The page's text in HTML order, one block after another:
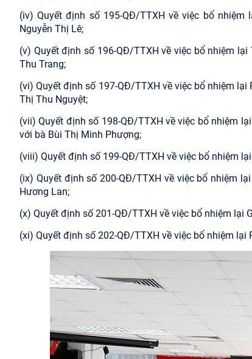
(iv) Quyết định số 195-QĐ/TTXH về việc bổ
Nguyễn Thị Lê;
(v) Quyết định số 196-QĐ/TTXH về việc bổ nhiệm
Thu Trang;
(vi) Quyết định số 197-QĐ/TTXH về việc bổ nhiệm
Thị Thu Nguyệt;
(vii) Quyết định số 198-QĐ/TTXH về việc bổ nhiệm
với bà Bùi Thị Minh Phượng;
(viii) Quyết định số 199-QĐ/TTXH về việc bổ nhiệm
(ix) Quyết định số 200-QĐ/TTXH về việc bổ nhiệm
Hương Lan;
(x) Quyết định số 201-QĐ/TTXH về việc bổ nhiệm lại
(xi) Quyết định số 202-QĐ/TTXH về việc bổ nhiệm